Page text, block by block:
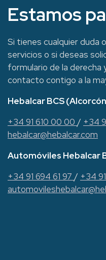
Estamos
Si tienes cualquier duda
servicios o si deseas
formulario de la derecha
contacto contigo a la
Hebalcar BCS
+34 91 610 00 00 / +34
hebalcar@hebalcar.com
Automóviles Hebalcar
+34 91 694 61 97 / +34